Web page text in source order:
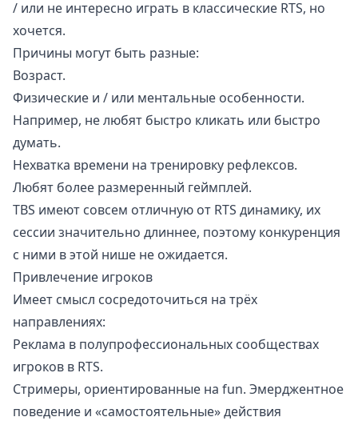
/ или не интересно играть в классические RTS, но
хочется.
Причины могут быть разные:
Возраст.
Физические и / или ментальные особенности.
Например, не любят быстро кликать или быстро
думать.
Нехватка времени на тренировку рефлексов.
Любят более размеренный геймплей.
TBS имеют совсем отличную от RTS динамику, их
сессии значительно длиннее, поэтому конкуренция
с ними в этой нише не ожидается.
Привлечение игроков
Имеет смысл сосредоточиться на трёх
направлениях:
Реклама в полупрофессиональных сообществах
игроков в RTS.
Стримеры, ориентированные на fun. Эмерджентное
поведение и «самостоятельные» действия